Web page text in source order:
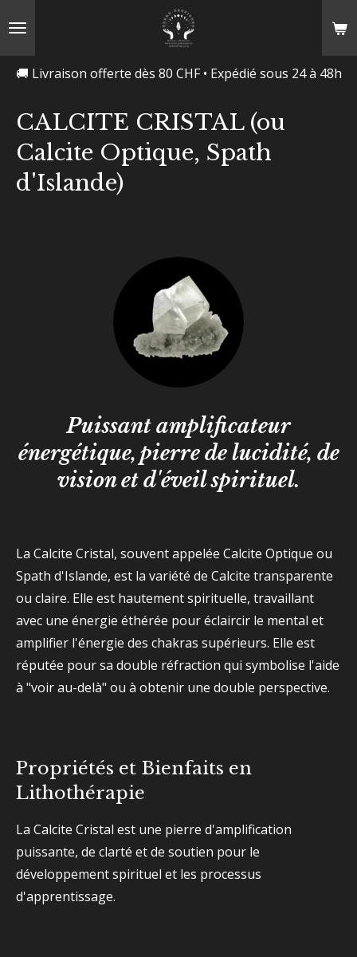
🚚 Livraison offerte dès 80 CHF • Expédié sous 24 à 48h
CALCITE CRISTAL (ou
Calcite Optique, Spath
d'Islande)
Puissant amplificateur
énergétique, pierre de lucidité, de
vision et d'éveil spirituel.
La Calcite Cristal, souvent appelée Calcite Optique ou
Spath d'Islande, est la variété de Calcite transparente
ou claire. Elle est hautement spirituelle, travaillant
avec une énergie éthérée pour éclaircir le mental et
amplifier l'énergie des chakras supérieurs. Elle est
réputée pour sa double réfraction qui symbolise l'aide
à "voir au-delà" ou à obtenir une double perspective.
Propriétés et Bienfaits en
Lithothérapie
La Calcite Cristal est une pierre d'amplification
puissante, de clarté et de soutien pour le
développement spirituel et les processus
d'apprentissage.